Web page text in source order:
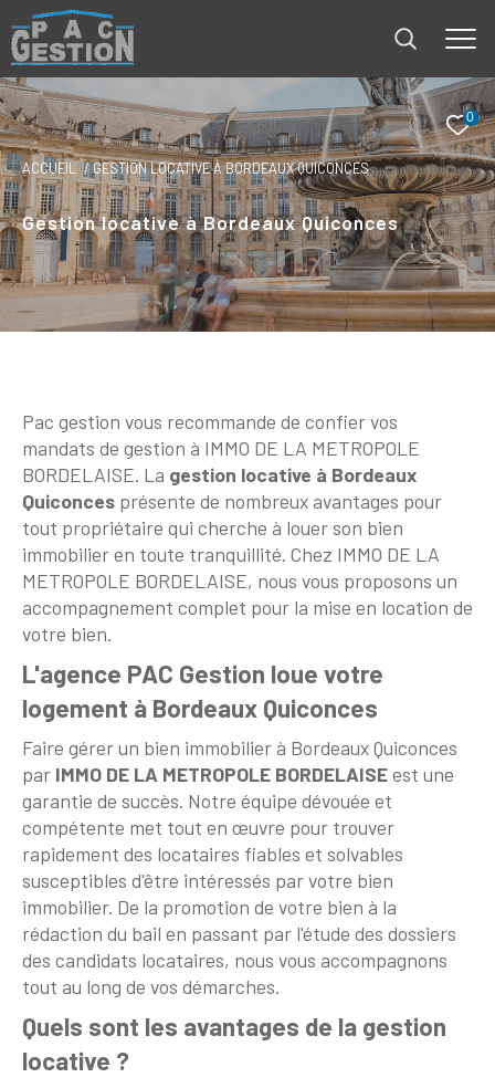
0
ACCUEIL GESTION LOCATIVE À BORDEAUX QUICONCES
Gestion locative à Bordeaux Quiconces
Pac gestion vous recommande de confier vos
mandats de gestion à IMMO DE LA METROPOLE
BORDELAISE. La gestion locative à Bordeaux
Quiconces présente de nombreux avantages pour
tout propriétaire qui cherche à louer son bien
immobilier en toute tranquillité. Chez IMMO DE LA
METROPOLE BORDELAISE, nous vous proposons un
accompagnement complet pour la mise en location de
votre bien.
L'agence PAC Gestion loue votre
logement à Bordeaux Quiconces
Faire gérer un bien immobilier à Bordeaux Quiconces
par IMMO DE LA METROPOLE BORDELAISEest une
garantie de succès. Notre équipe dévouée et
compétente met tout en œuvre pour trouver
rapidement des locataires fiables et solvables
susceptibles d'être intéressés par votre bien
immobilier. De la promotion de votre bien à la
rédaction du bail en passant par l'étude des dossiers
des candidats locataires, nous vous accompagnons
tout au long de vos démarches.
Quels sont les avantages de la gestion
locative ?